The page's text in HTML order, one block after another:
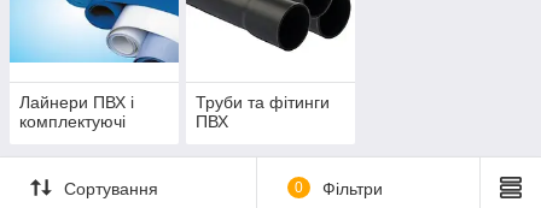
Лайнери ПВХ і
комплектуючі
Труби та фітинги
ПВХ
Сортування 0 Фільтри